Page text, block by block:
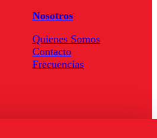
Nosotros
Quienes Somos
Contacto
Frecuencias